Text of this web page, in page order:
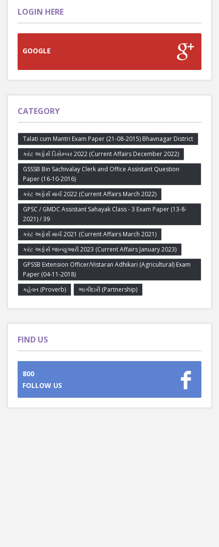
LOGIN HERE
GOOGLE
CATEGORY
Talati cum Mantri Exam Paper (21-08-2015) Bhavnagar District
કરંટ અફેર્સ ડિસેમ્બર 2022 (Current Affairs December 2022)
GSSSB Bin Sachivalay Clerk and Office Assistant Question
Paper (16-10-2016)
કરંટ અફેર્સ માર્ચ 2022 (Current Affairs March 2022)
GPSC / GMDC Assistant Sahayak Class - 3 Exam Paper (13-8-
2021) / 39
કરંટ અફેર્સ માર્ચ 2021 (Current Affairs March 2021)
કરંટ અફેર્સ જાન્યુઆરી 2023 (Current Affairs January 2023)
GPSSB Extension Officer/Vistaran Adhikari (Agricultural) Exam
Paper (04-11-2018)
કહેવત (Proverb)
ભાગીદારી (Partnership)
FIND US
800
FOLLOW US